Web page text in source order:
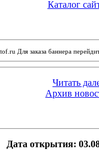
Каталог
Для заказа баннера
Читать
Архив
Дата открытия: